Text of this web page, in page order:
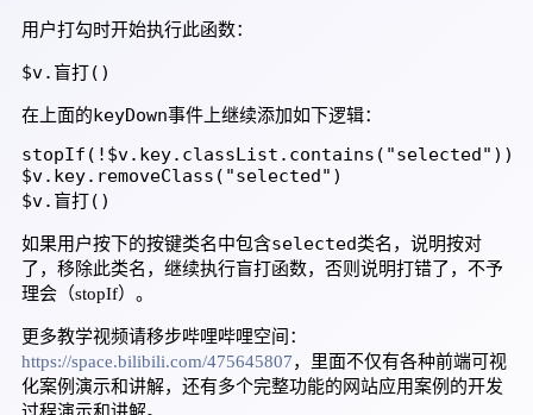
用户打勾时开始执行此函数：
$v.盲打()
在上面的keyDown事件上继续添加如下逻辑：
stopIf(!$v.key.classList.contains("selected"))
$v.key.removeClass("selected")
$v.盲打()
如果用户按下的按键类名中包含selected类名，说明按对
了，移除此类名，继续执行盲打函数，否则说明打错了，不予
理会（stopIf）。
更多教学视频请移步哔哩哔哩空间：
https://space.bilibili.com/475645807，里面不仅有各种前端可视
化案例演示和讲解，还有多个完整功能的网站应用案例的开发
过程演示和讲解。